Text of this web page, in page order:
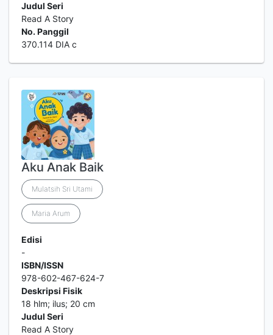
Judul Seri
Read A Story
No. Panggil
370.114 DIA c
Aku Anak Baik
Mulatsih Sri Utami
Maria Arum
Edisi
-
ISBN/ISSN
978-602-467-624-7
Deskripsi Fisik
18 hlm; ilus; 20 cm
Judul Seri
Read A Story